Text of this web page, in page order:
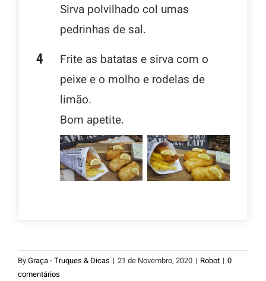
Sirva polvilhado col umas
pedrinhas de sal.
Frite as batatas e sirva com o
peixe e o molho e rodelas de
limão.
Bom apetite.
ByGraça - Truques & Dicas | 21 de Novembro, 2020 | Robot | 0
comentários